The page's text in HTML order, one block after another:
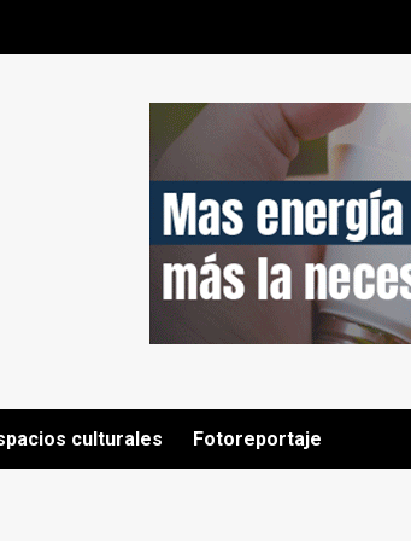
culturales Fotoreportaje